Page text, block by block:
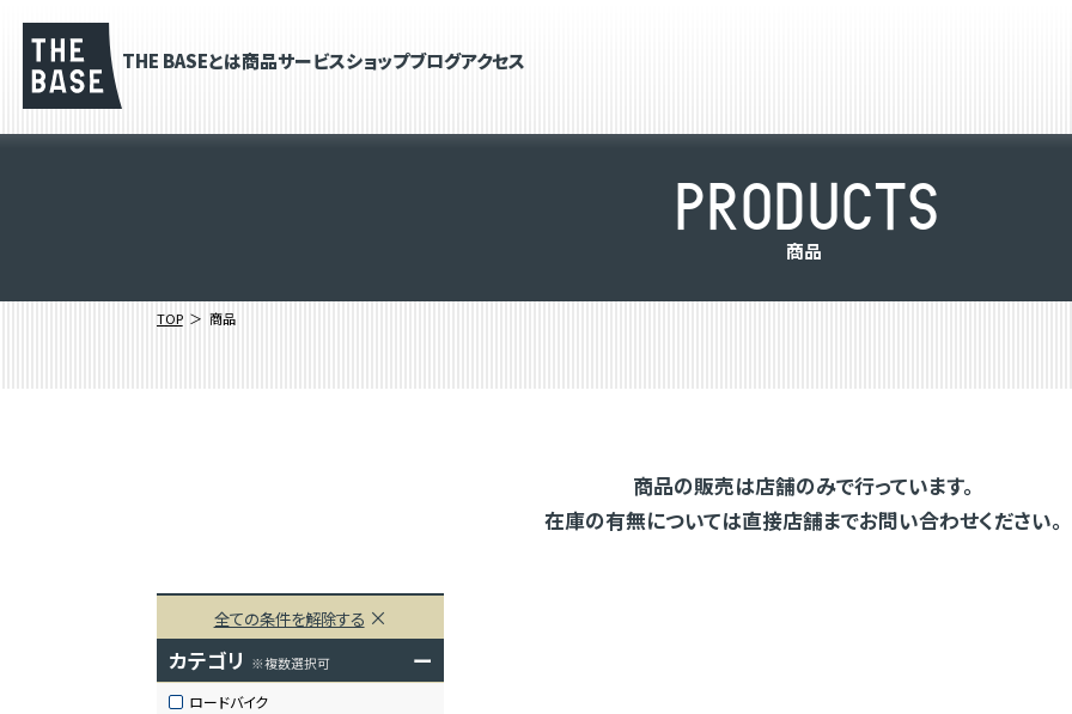
THE BASEとは商品サービスショップブログアクセス
PRODUCTS
商品
TOP 商品
商品の販売は店舗のみで行っています。
在庫の有無については直接店舗までお問い合わせください。
全ての条件を解除する
カテゴリ ※複数選択可 ー
ロードバイク